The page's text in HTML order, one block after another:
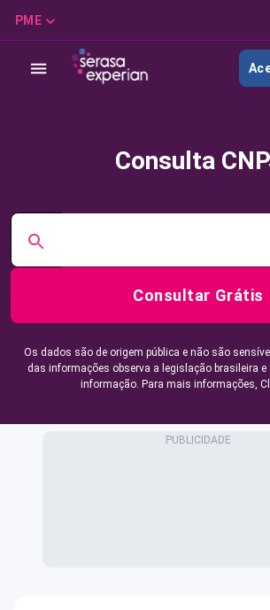
PME
Consulta
Consultar Grátis
Os dados são de origem pública e não são
das informações observa a legislação brasileira e
informação. Para mais informações,